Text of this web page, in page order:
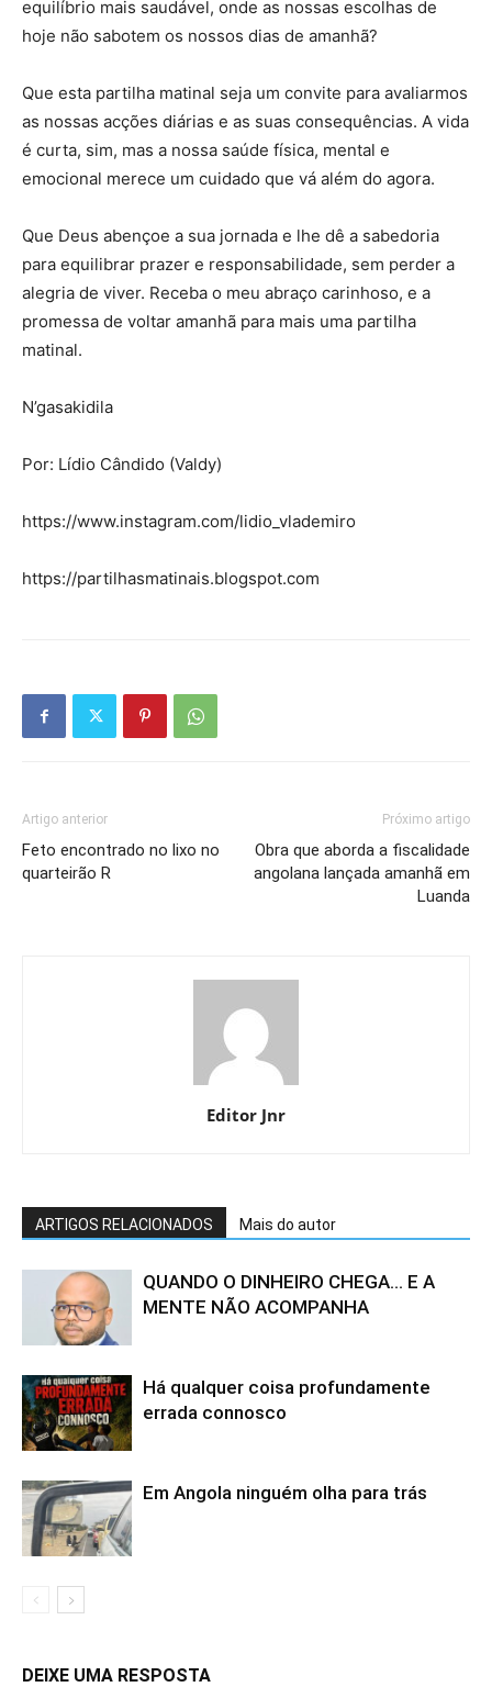
equilíbrio mais saudável, onde as nossas escolhas de
hoje não sabotem os nossos dias de amanhã?
Que esta partilha matinal seja um convite para avaliarmos
as nossas acções diárias e as suas consequências. A vida
é curta, sim, mas a nossa saúde física, mental e
emocional merece um cuidado que vá além do agora.
Que Deus abençoe a sua jornada e lhe dê a sabedoria
para equilibrar prazer e responsabilidade, sem perder a
alegria de viver. Receba o meu abraço carinhoso, e a
promessa de voltar amanhã para mais uma partilha
matinal.
N’gasakidila
Por: Lídio Cândido (Valdy)
https://www.instagram.com/lidio_vlademiro
https://partilhasmatinais.blogspot.com
Artigo anterior
Feto encontrado no lixo no
quarteirão R
Próximo artigo
Obra que aborda a fiscalidade
angolana lançada amanhã em
Luanda
Editor Jnr
ARTIGOS RELACIONADOS Mais do autor
QUANDO O DINHEIRO CHEGA… E A
MENTE NÃO ACOMPANHA
Há qualquer coisa profundamente
errada connosco
Em Angola ninguém olha para trás
DEIXE UMA RESPOSTA